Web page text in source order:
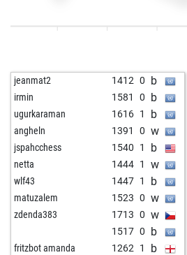
jeanmat2 1412 0 b
irmin 1581 0 b
ugurkaraman 1616 1 b
angheln 1391 0 w
jspahcchess 1540 1 b
netta 1444 1 w
wlf43 1447 1 b
matuzalem 1523 0 w
zdenda383 1713 0 w
1517 0 b
fritzbot amanda 1262 1 b